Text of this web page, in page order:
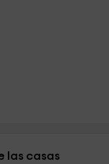
las casas